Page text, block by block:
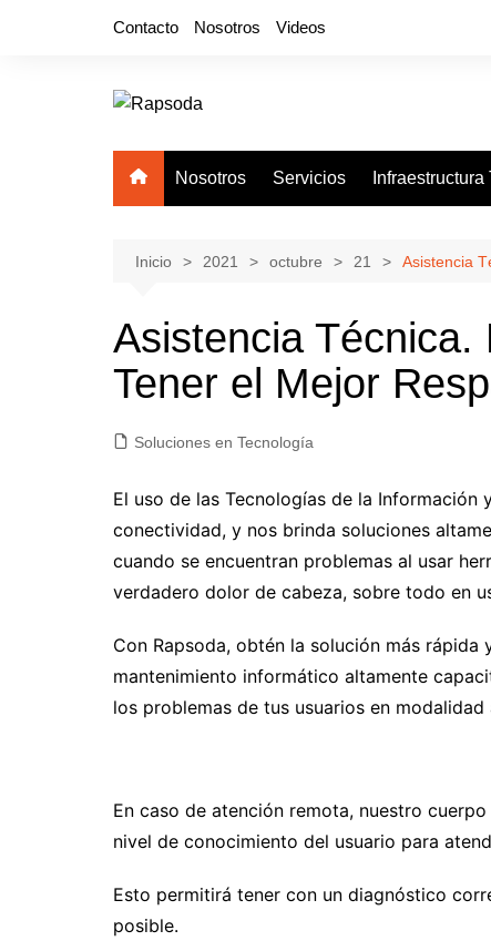
Contacto Nosotros Videos
Nosotros Servicios
Inicio 2021 octubre 21 Asistencia
Asistencia Técnica.
Tener el Mejor
Soluciones en Tecnología
El uso de las Tecnologías de la
conectividad, y nos brinda soluciones
cuando se encuentran problemas al usar
verdadero dolor de cabeza, sobre todo en
Con Rapsoda, obtén la solución más
mantenimiento informático altamente
los problemas de tus usuarios en
En caso de atención remota, nuestro
nivel de conocimiento del usuario para
Esto permitirá tener con un diagnóstico
posible.